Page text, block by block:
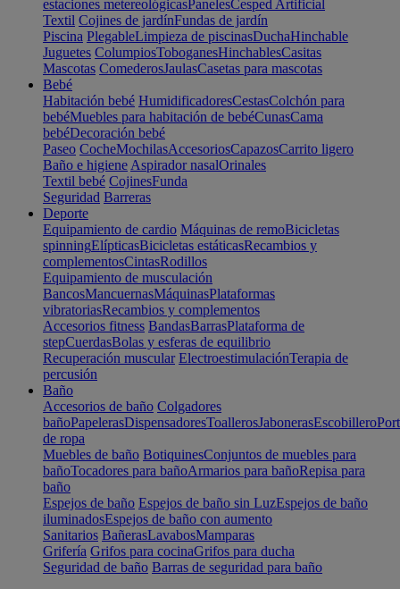
estaciones metereológicasPanelesCesped Artificial
Textil Cojines de jardínFundas de jardín
Piscina PlegableLimpieza de piscinasDuchaHinchable
Juguetes ColumpiosToboganesHinchablesCasitas
Mascotas ComederosJaulasCasetas para mascotas
Bebé
Habitación bebé HumidificadoresCestasColchón para
bebéMuebles para habitación de bebéCunasCama
bebéDecoración bebé
Paseo CocheMochilasAccesoriosCapazosCarrito ligero
Baño e higiene Aspirador nasalOrinales
Textil bebé CojinesFunda
Seguridad Barreras
Deporte
Equipamiento de cardio Máquinas de remoBicicletas
spinningElípticasBicicletas estáticasRecambios y
complementosCintasRodillos
Equipamiento de musculación
BancosMancuernasMáquinasPlataformas
vibratoriasRecambios y complementos
Accesorios fitness BandasBarrasPlataforma de
stepCuerdasBolas y esferas de equilibrio
Recuperación muscular ElectroestimulaciónTerapia de
percusión
Baño
Accesorios de baño Colgadores
bañoPapelerasDispensadoresToallerosJabonerasEscobillero
de ropa
Muebles de baño BotiquinesConjuntos de muebles para
bañoTocadores para bañoArmarios para bañoRepisa para
baño
Espejos de baño Espejos de baño sin LuzEspejos de baño
iluminadosEspejos de baño con aumento
Sanitarios BañerasLavabosMamparas
Grifería Grifos para cocinaGrifos para ducha
Seguridad de baño Barras de seguridad para baño